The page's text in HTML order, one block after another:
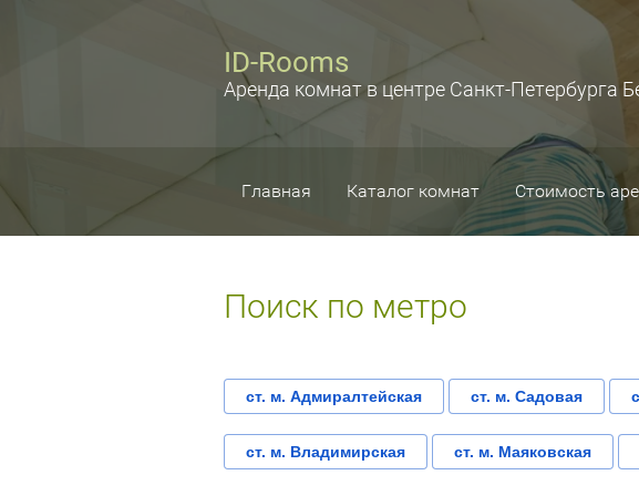
ID-Rooms
Аренда комнат в центре Санкт-Петербурга
Главная Каталог комнат Стоимость
Поиск по метро
ст. м. Адмиралтейская ст. м. Садовая
ст. м. Владимирская ст. м. Маяковская